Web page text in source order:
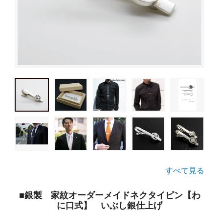
すべて見る
■銀製 家紋オーダーメイドネクタイピン【わ
に口式】 いぶし銀仕上げ